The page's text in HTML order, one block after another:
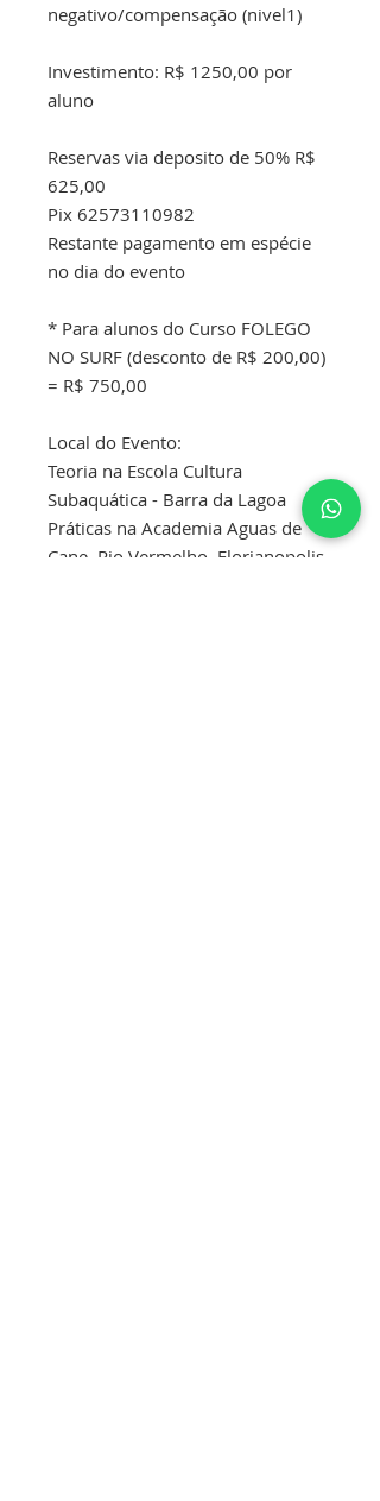
negativo/compensação (nivel1)
Investimento: R$ 1250,00 por
aluno
Reservas via deposito de 50% R$
625,00
Pix 62573110982
Restante pagamento em espécie
no dia do evento
* Para alunos do Curso FOLEGO
NO SURF (desconto de R$ 200,00)
= R$ 750,00
Local do Evento:
Teoria na Escola Cultura
Subaquática - Barra da Lagoa
Práticas na Academia Aguas de
Cane, Rio Vermelho, Florianopolis.